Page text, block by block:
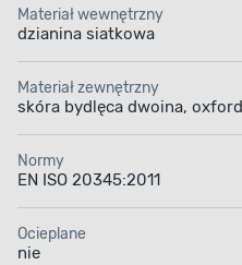
Materiał wewnętrzny
dzianina siatkowa
Materiał zewnętrzny
skóra bydlęca dwoina, oxford
Normy
EN ISO 20345:2011
Ocieplane
nie